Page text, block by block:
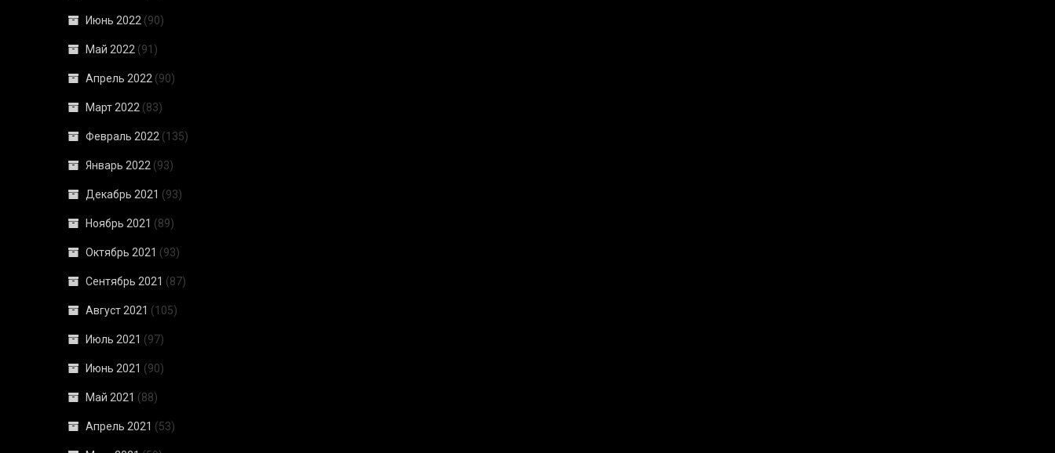
Июнь 2022 (90)
Май 2022 (91)
Апрель 2022 (90)
Март 2022 (83)
Февраль 2022 (135)
Январь 2022 (93)
Декабрь 2021 (93)
Ноябрь 2021 (89)
Октябрь 2021 (93)
Сентябрь 2021 (87)
Август 2021 (105)
Июль 2021 (97)
Июнь 2021 (90)
Май 2021 (88)
Апрель 2021 (53)